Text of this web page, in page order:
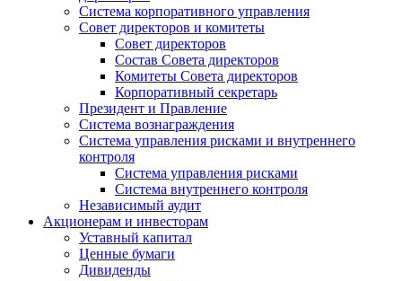
Система корпоративного управления
Совет директоров и комитеты
Совет директоров
Состав Совета директоров
Комитеты Совета директоров
Корпоративный секретарь
Президент и Правление
Система вознаграждения
Система управления рисками и внутреннего
контроля
Система управления рисками
Система внутреннего контроля
Независимый аудит
Акционерам и инвесторам
Уставный капитал
Ценные бумаги
Дивиденды